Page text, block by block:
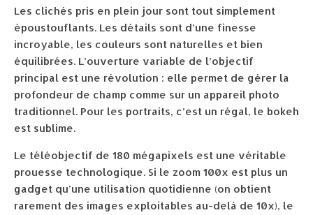
Les clichés pris en plein jour sont tout simplement
époustouflants. Les détails sont d’une finesse
incroyable, les couleurs sont naturelles et bien
équilibrées. L’ouverture variable de l’objectif
principal est une révolution : elle permet de gérer la
profondeur de champ comme sur un appareil photo
traditionnel. Pour les portraits, c’est un régal, le bokeh
est sublime.
Le téléobjectif de 180 mégapixels est une véritable
prouesse technologique. Si le zoom 100x est plus un
gadget qu’une utilisation quotidienne (on obtient
rarement des images exploitables au-delà de 10x), le